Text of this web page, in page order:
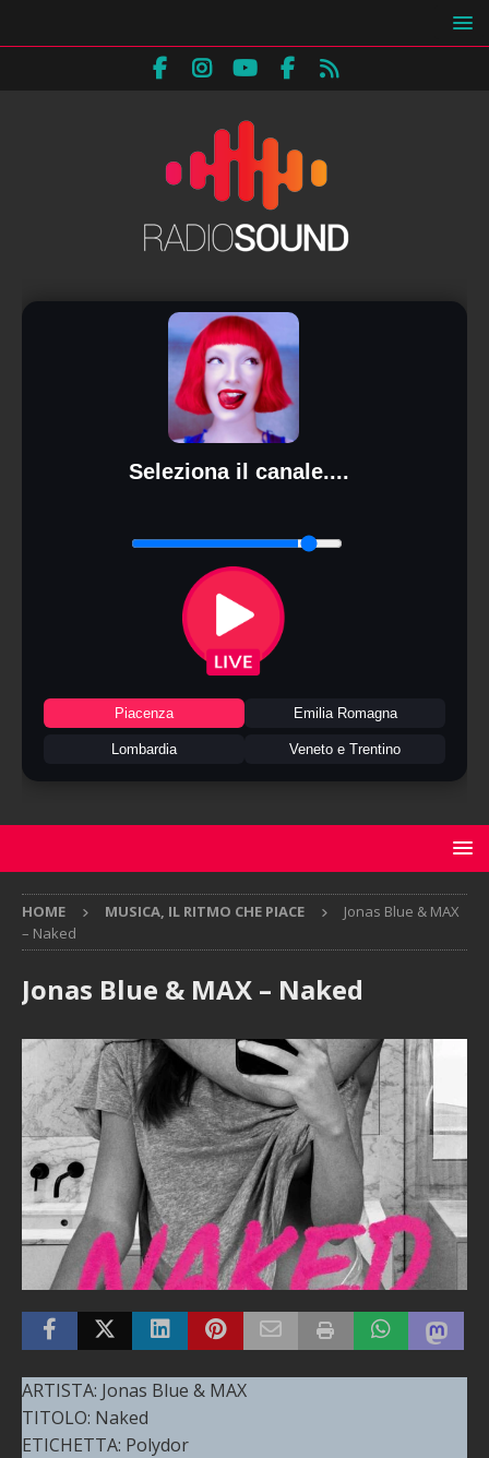
Seleziona il canale....
Piacenza Emilia Romagna
Lombardia Veneto e Trentino
HOME MUSICA, IL RITMO CHE PIACE
Jonas Blue & MAX
– Naked
Jonas Blue & MAX – Naked
ARTISTA: Jonas Blue & MAX
TITOLO: Naked
ETICHETTA: Polydor